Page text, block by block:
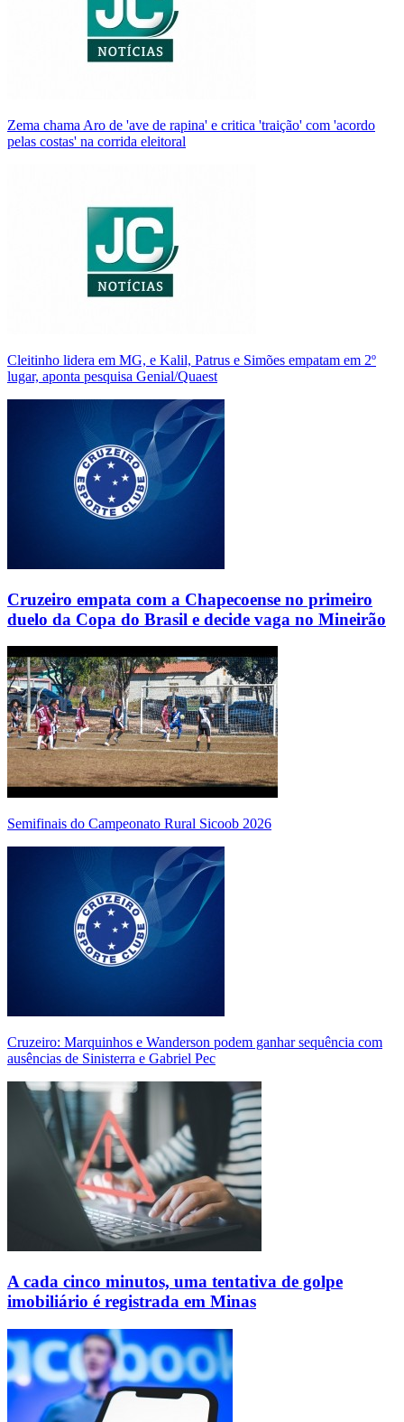
Zema chama Aro de 'ave de rapina' e critica 'traição' com 'acordo
pelas costas' na corrida eleitoral
Cleitinho lidera em MG, e Kalil, Patrus e Simões empatam em 2º
lugar, aponta pesquisa Genial/Quaest
Cruzeiro empata com a Chapecoense no primeiro
duelo da Copa do Brasil e decide vaga no Mineirão
Semifinais do Campeonato Rural Sicoob 2026
Cruzeiro: Marquinhos e Wanderson podem ganhar sequência com
ausências de Sinisterra e Gabriel Pec
A cada cinco minutos, uma tentativa de golpe
imobiliário é registrada em Minas